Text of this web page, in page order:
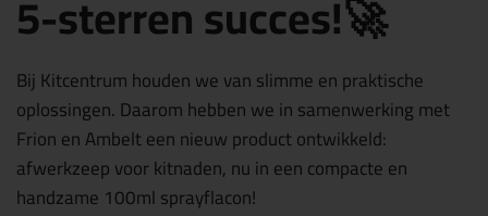
5-sterren succes!🚀
Bij Kitcentrum houden we van slimme en praktische
oplossingen. Daarom hebben we in samenwerking met
Frion en Ambelt een nieuw product ontwikkeld:
afwerkzeep voor kitnaden, nu in een compacte en
handzame 100ml sprayflacon!